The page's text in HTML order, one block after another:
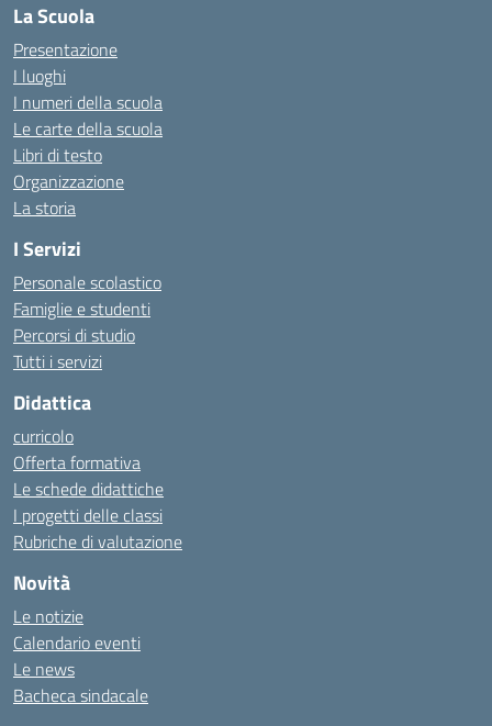
La Scuola
Presentazione
I luoghi
I numeri della scuola
Le carte della scuola
Libri di testo
Organizzazione
La storia
I Servizi
Personale scolastico
Famiglie e studenti
Percorsi di studio
Tutti i servizi
Didattica
curricolo
Offerta formativa
Le schede didattiche
I progetti delle classi
Rubriche di valutazione
Novità
Le notizie
Calendario eventi
Le news
Bacheca sindacale